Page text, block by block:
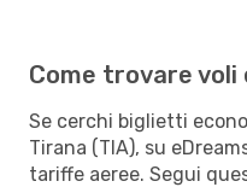
Come trovare voli
Se cerchi biglietti
Tirana (TIA), su
tariffe aeree. Segui